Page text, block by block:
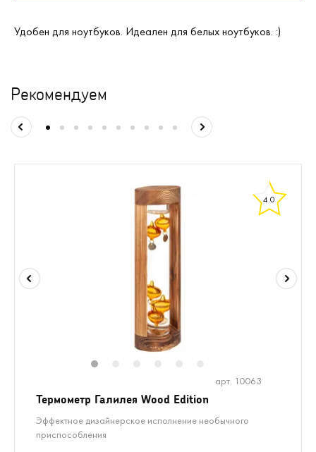
Удобен для ноутбуков. Идеален для белых ноутбуков. :)
Рекомендуем
4.0
арт. 10063
Термометр Галилея Wood Edition
Эффектное дизайнерское исполнение необычного
приспособления